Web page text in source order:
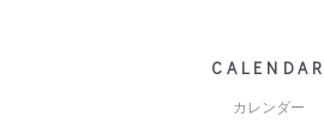
CALENDAR
カレンダー